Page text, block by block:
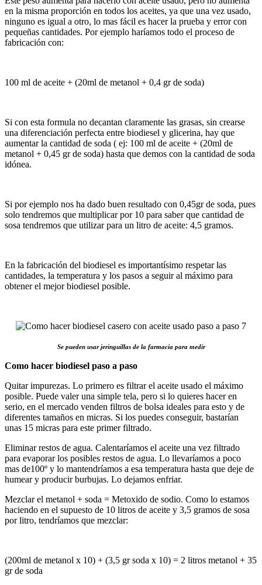
en la misma proporción en todos los aceites, ya que una vez usado,
ninguno es igual a otro, lo mas fácil es hacer la prueba y error con
pequeñas cantidades. Por ejemplo haríamos todo el proceso de
fabricación con:
100 ml de aceite + (20ml de metanol + 0,4 gr de soda)
Si con esta formula no decantan claramente las grasas, sin crearse
una diferenciación perfecta entre biodiesel y glicerina, hay que
aumentar la cantidad de soda ( ej: 100 ml de aceite + (20ml de
metanol + 0,45 gr de soda) hasta que demos con la cantidad de soda
idónea.
Si por ejemplo nos ha dado buen resultado con 0,45gr de soda, pues
solo tendremos que multiplicar por 10 para saber que cantidad de
sosa tendremos que utilizar para un litro de aceite: 4,5 gramos.
En la fabricación del biodiesel es importantísimo respetar las
cantidades, la temperatura y los pasos a seguir al máximo para
obtener el mejor biodiesel posible.
Se pueden usar jeringuillas de la farmacia para medir
Como hacer biodiesel paso a paso
Quitar impurezas. Lo primero es filtrar el aceite usado el máximo
posible. Puede valer una simple tela, pero si lo quieres hacer en
serio, en el mercado venden filtros de bolsa ideales para esto y de
diferentes tamaños en micras. Si los puedes conseguir, bastarían
unas 15 micras para este primer filtrado.
Eliminar restos de agua. Calentaríamos el aceite una vez filtrado
para evaporar los posibles restos de agua. Lo llevaríamos a poco
mas de100º y lo mantendríamos a esa temperatura hasta que deje de
humear y producir burbujas. Lo dejamos enfriar.
Mezclar el metanol + soda = Metoxido de sodio. Como lo estamos
haciendo en el supuesto de 10 litros de aceite y 3,5 gramos de sosa
por litro, tendríamos que mezclar:
(200ml de metanol x 10) + (3,5 gr soda x 10) = 2 litros metanol + 35
gr de soda